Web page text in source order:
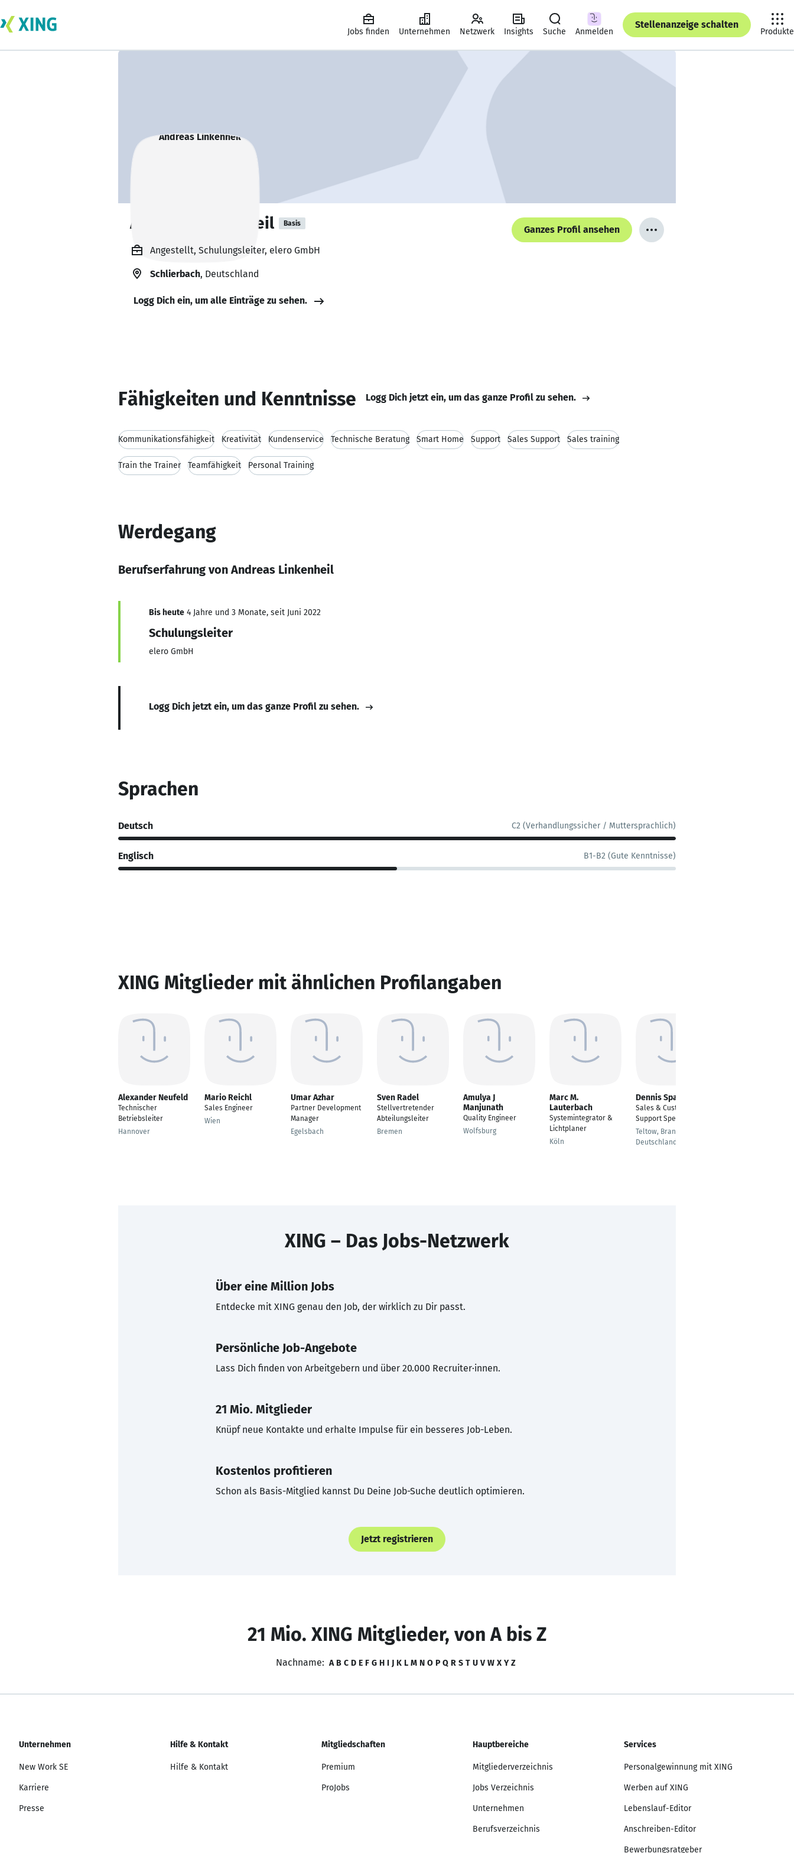
Jobs finden Unternehmen Netzwerk Insights Suche Anmelden
Stellenanzeige schalten
Produkte
Andreas Linkenheil Basis
Ganzes Profil ansehen
Angestellt, Schulungsleiter, elero GmbH
Schlierbach, Deutschland
Logg Dich ein, um alle Einträge zu sehen.
Fähigkeiten und Kenntnisse Logg Dich jetzt ein, um das ganze Profil zu sehen.
Kommunikationsfähigkeit Kreativität Kundenservice Technische Beratung Smart Home Support Sales Support Sales training
Train the Trainer Teamfähigkeit Personal Training
Werdegang
Berufserfahrung von Andreas Linkenheil
Bis heute 4 Jahre und 3 Monate, seit Juni 2022
Schulungsleiter
elero GmbH
Logg Dich jetzt ein, um das ganze Profil zu sehen.
Sprachen
Deutsch C2 (Verhandlungssicher / Muttersprachlich)
Englisch B1-B2 (Gute Kenntnisse)
XING Mitglieder mit ähnlichen Profilangaben
Alexander Neufeld
Technischer
Betriebsleiter
Hannover
Mario Reichl
Sales Engineer
Wien
Umar Azhar
Partner Development
Manager
Egelsbach
Sven Radel
Stellvertretender
Abteilungsleiter
Bremen
Amulya J
Manjunath
Quality Engineer
Wolfsburg
Marc M.
Lauterbach
Systemintegrator &
Lichtplaner
Köln
Dennis Spaeth
Sales & Customer
Support Specialist
Teltow, Brandenburg,
Deutschland
XING – Das Jobs-Netzwerk
Über eine Million Jobs
Entdecke mit XING genau den Job, der wirklich zu Dir passt.
Persönliche Job-Angebote
Lass Dich finden von Arbeitgebern und über 20.000 Recruiter·innen.
21 Mio. Mitglieder
Knüpf neue Kontakte und erhalte Impulse für ein besseres Job-Leben.
Kostenlos profitieren
Schon als Basis-Mitglied kannst Du Deine Job-Suche deutlich optimieren.
Jetzt registrieren
21 Mio. XING Mitglieder, von A bis Z
Nachname: A B C D E F G H I J K L M N O P Q R S T U V W X Y Z
Unternehmen
New Work SE
Karriere
Presse
Hilfe & Kontakt
Hilfe & Kontakt
Mitgliedschaften
Premium
ProJobs
Hauptbereiche
Mitgliederverzeichnis
Jobs Verzeichnis
Unternehmen
Berufsverzeichnis
Services
Personalgewinnung mit XING
Werben auf XING
Lebenslauf-Editor
Anschreiben-Editor
Bewerbungsratgeber